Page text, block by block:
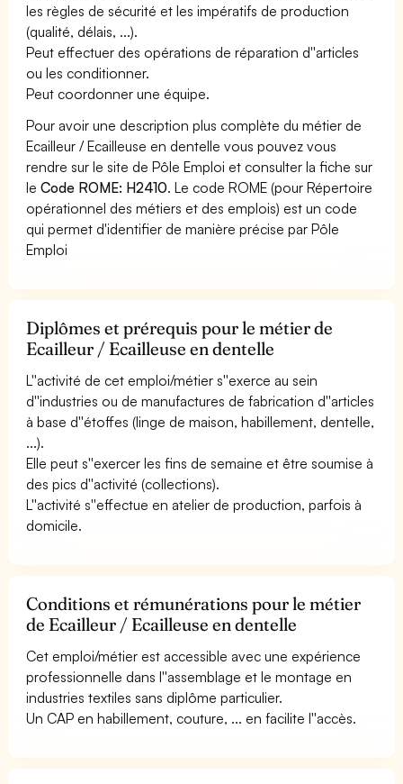
les règles de sécurité et les impératifs de production
(qualité, délais, ...).
Peut effectuer des opérations de réparation d''articles
ou les conditionner.
Peut coordonner une équipe.
Pour avoir une description plus complète du métier de
Ecailleur / Ecailleuse en dentelle vous pouvez vous
rendre sur le site de Pôle Emploi et consulter la fiche sur
leCode ROME: H2410. Le code ROME (pour Répertoire
opérationnel des métiers et des emplois) est un code
qui permet d'identifier de manière précise par Pôle
Emploi
Diplômes et prérequis pour le métier de
Ecailleur / Ecailleuse en dentelle
L''activité de cet emploi/métier s''exerce au sein
d''industries ou de manufactures de fabrication d''articles
à base d''étoffes (linge de maison, habillement, dentelle,
...).
Elle peut s''exercer les fins de semaine et être soumise à
des pics d''activité (collections).
L''activité s''effectue en atelier de production, parfois à
domicile.
Conditions et rémunérations pour le métier
de Ecailleur / Ecailleuse en dentelle
Cet emploi/métier est accessible avec une expérience
professionnelle dans l''assemblage et le montage en
industries textiles sans diplôme particulier.
Un CAP en habillement, couture, ... en facilite l''accès.